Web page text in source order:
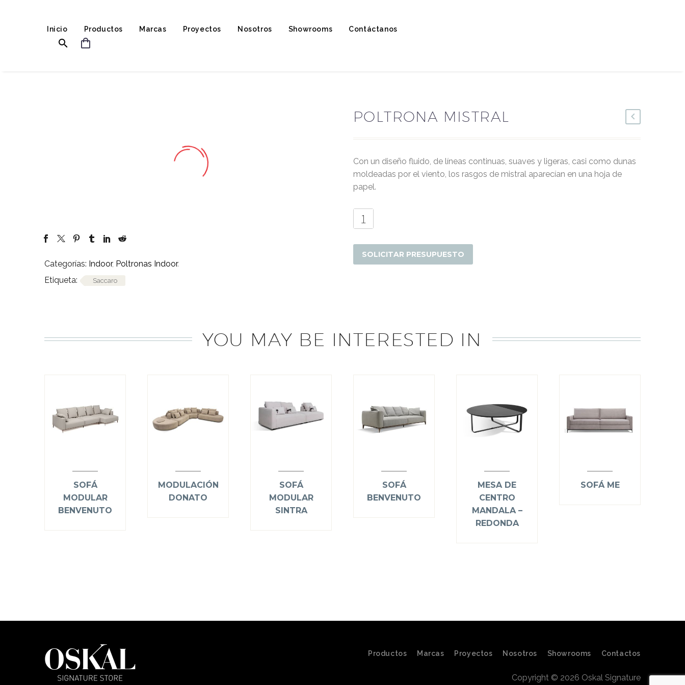
Inicio Productos Marcas Proyectos Nosotros Showrooms Contáctanos


Categorías: Indoor, Poltronas Indoor.
Etiqueta:
Saccaro
POLTRONA MISTRAL
con un diseño fluido, de líneas continuas, suaves y ligeras, casi como dunas
moldeadas por el viento, los rasgos de mistral aparecían en una hoja de
papel.
Poltrona
Mistral
SOLICITAR PRESUPUESTO
YOU MAY BE INTERESTED IN
SOFÁ
MODULAR
BENVENUTO
MODULACIÓN
DONATO
SOFÁ
MODULAR
SINTRA
SOFÁ
BENVENUTO
MESA DE
CENTRO
MANDALA –
REDONDA
SOFÁ ME
Productos Marcas Proyectos Nosotros Showrooms Contactos
Copyright © 2026 Oskal Signature